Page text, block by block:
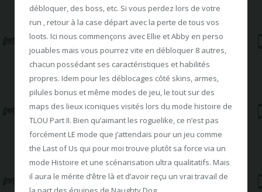
débloquer, des boss, etc. Si vous perdez lors de votre
run , retour à la case départ avec la perte de tous vos
loots. Ici nous commençons avec Ellie et Abby en perso
jouables mais vous pourrez vite en débloquer 8 autres,
chacun possédant ses caractéristiques et habilités
propres. Idem pour les déblocages côté skins, armes,
pilules bonus et même modes de jeu, le tout sur des
maps des lieux iconiques visités lors du mode histoire de
TLOU Part II. Bien qu’aimant les roguelike, ce n’est pas
forcément LE mode que j’attendais pour un jeu comme
the Last of Us qui pour moi trouve plutôt sa force via un
mode Histoire et une scénarisation ultra qualitatifs. Mais
il aura le mérite d’être là et d’avoir reçu un vrai travail de